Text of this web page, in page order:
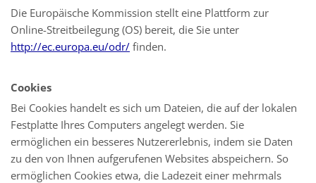
Die Europäische Kommission stellt eine Plattform zur
Online-Streitbeilegung (OS) bereit, die Sie unter
http://ec.europa.eu/odr/ finden.
Cookies
Bei Cookies handelt es sich um Dateien, die auf der lokalen
Festplatte Ihres Computers angelegt werden. Sie
ermöglichen ein besseres Nutzererlebnis, indem sie Daten
zu den von Ihnen aufgerufenen Websites abspeichern. So
ermöglichen Cookies etwa, die Ladezeit einer mehrmals